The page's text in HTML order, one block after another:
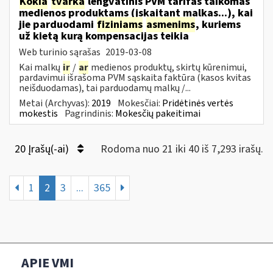
medienos produktams (įskaitant malkas...), kai
jie parduodami fiziniams asmenims, kuriems
už kietą kurą kompensacijas teikia
Web turinio sąrašas 2019-03-08
Kai malkų ir / ar medienos produktų, skirtų kūrenimui,
pardavimui išrašoma PVM sąskaita faktūra (kasos kvitas
neišduodamas), tai parduodamų malkų /...
Metai (Archyvas): 2019 Mokesčiai: Pridėtinės vertės
mokestis Pagrindinis: Mokesčių pakeitimai
20 Įrašų(-ai) Rodoma nuo 21 iki 40 iš 7,293 irašų.
1 2 3 ... 365
APIE VMI